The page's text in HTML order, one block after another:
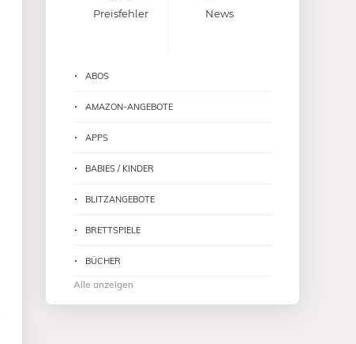
Preisfehler News
ABOS
AMAZON-ANGEBOTE
APPS
BABIES / KINDER
BLITZANGEBOTE
BRETTSPIELE
BÜCHER
Alle anzeigen